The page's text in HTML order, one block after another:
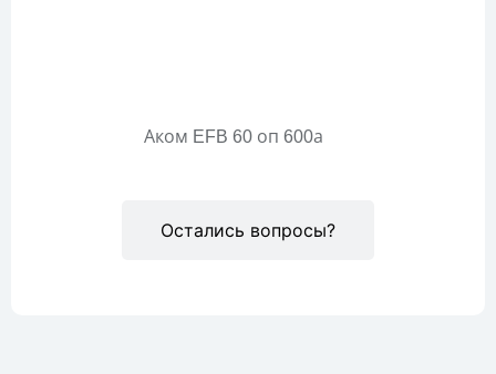
Остались вопросы?
Аком EFB 60 оп 600а